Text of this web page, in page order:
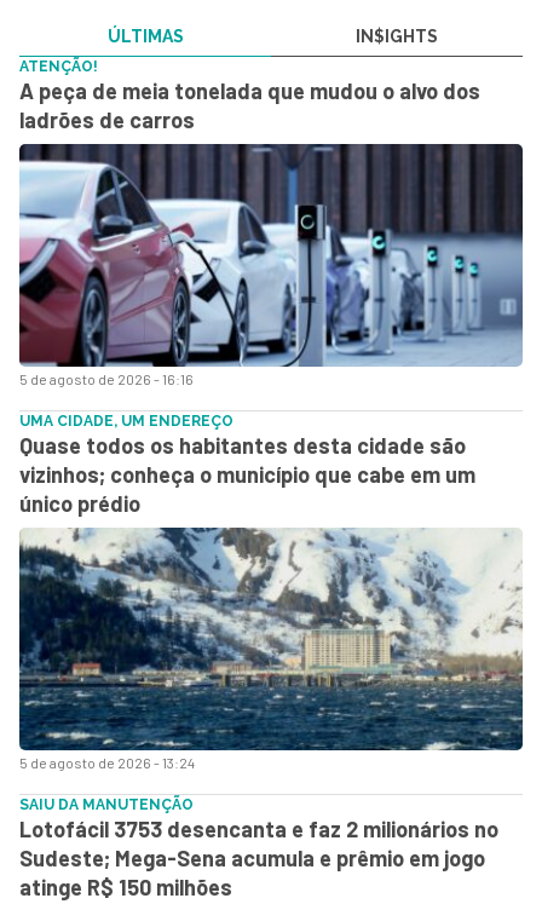
ÚLTIMAS IN$IGHTS
5 de agosto de 2026 - 16:16
ATENÇÃO!
A peça de meia tonelada que mudou o alvo dos
ladrões de carros
5 de agosto de 2026 - 13:24
UMA CIDADE, UM ENDEREÇO
Quase todos os habitantes desta cidade são
vizinhos; conheça o município que cabe em um
único prédio
SAIU DA MANUTENÇÃO
Lotofácil 3753 desencanta e faz 2 milionários no
Sudeste; Mega-Sena acumula e prêmio em jogo
atinge R$ 150 milhões